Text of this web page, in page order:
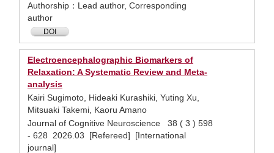
Authorship：Lead author, Corresponding
author
DOI
Electroencephalographic Biomarkers of
Relaxation: A Systematic Review and Meta-
analysis
Kairi Sugimoto, Hideaki Kurashiki, Yuting Xu,
Mitsuaki Takemi, Kaoru Amano
Journal of Cognitive Neuroscience 38 ( 3 ) 598
- 628 2026.03 [Refereed] [International
journal]